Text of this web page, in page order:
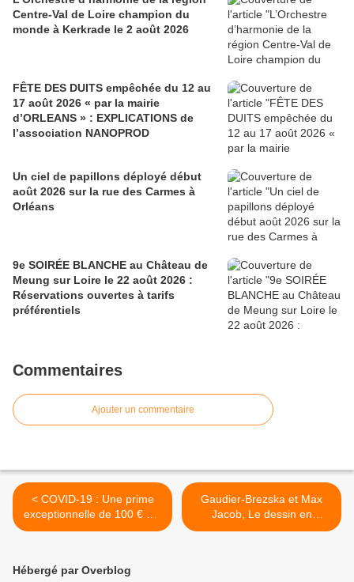
Centre-Val de Loire champion du
monde à Kerkrade le 2 août 2026
FÊTE DES DUITS empêchée du 12 au
17 août 2026 « par la mairie
d’ORLEANS » : EXPLICATIONS de
l’association NANOPROD
Un ciel de papillons déployé début
août 2026 sur la rue des Carmes à
Orléans
9e SOIRÉE BLANCHE au Château de
Meung sur Loire le 22 août 2026 :
Réservations ouvertes à tarifs
préférentiels
Commentaires
Ajouter un commentaire
< COVID-19 : Une prime
exceptionnelle de 100 € à 1
000 € versée à certain
Métropole
Gaudier-Brezska et Max
Jacob, Le dessin en
couleurs au Musée des
Hébergé par Overblog